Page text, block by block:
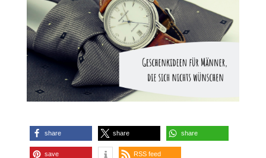
share share share
save RSS feed